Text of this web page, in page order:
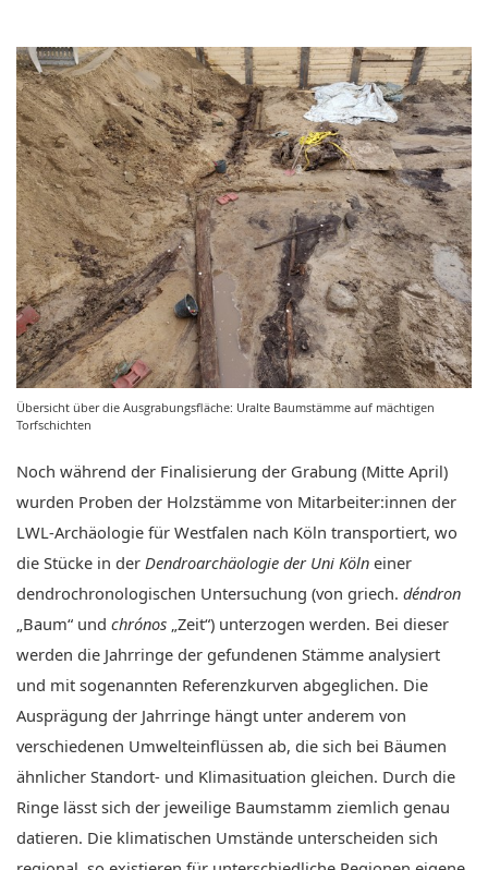
Übersicht über die Ausgrabungsfläche: Uralte Baumstämme auf mächtigen
Torfschichten
Noch während der Finalisierung der Grabung (Mitte April)
wurden Proben der Holzstämme von Mitarbeiter:innen der
LWL-Archäologie für Westfalen nach Köln transportiert, wo
die Stücke in der Dendroarchäologie der Uni Köln einer
dendrochronologischen Untersuchung (von griech. déndron
„Baum“ und chrónos „Zeit“) unterzogen werden. Bei dieser
werden die Jahrringe der gefundenen Stämme analysiert
und mit sogenannten Referenzkurven abgeglichen. Die
Ausprägung der Jahrringe hängt unter anderem von
verschiedenen Umwelteinflüssen ab, die sich bei Bäumen
ähnlicher Standort- und Klimasituation gleichen. Durch die
Ringe lässt sich der jeweilige Baumstamm ziemlich genau
datieren. Die klimatischen Umstände unterscheiden sich